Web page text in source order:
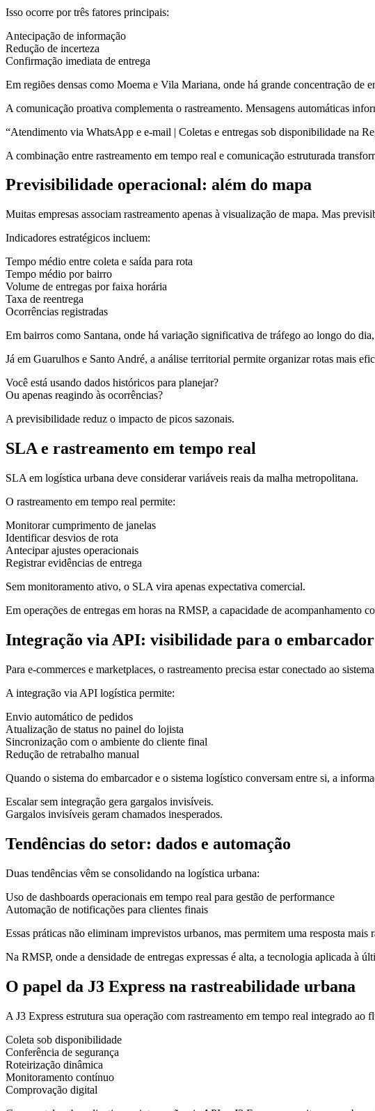
Isso ocorre por três fatores principais:
Antecipação de informação
Redução de incerteza
Confirmação imediata de entrega
Em regiões densas como Moema e Vila Mariana, onde há grande concentração
A comunicação proativa complementa o rastreamento. Mensagens automáticas
“Atendimento via WhatsApp e e-mail | Coletas e entregas sob disponibilidade na
A combinação entre rastreamento em tempo real e comunicação estruturada
Previsibilidade operacional: além do mapa
Muitas empresas associam rastreamento apenas à visualização de mapa. Mas
Indicadores estratégicos incluem:
Tempo médio entre coleta e saída para rota
Tempo médio por bairro
Volume de entregas por faixa horária
Taxa de reentrega
Ocorrências registradas
Em bairros como Santana, onde há variação significativa de tráfego ao longo do
Já em Guarulhos e Santo André, a análise territorial permite organizar rotas mais
Você está usando dados históricos para planejar?
Ou apenas reagindo às ocorrências?
A previsibilidade reduz o impacto de picos sazonais.
SLA e rastreamento em tempo real
SLA em logística urbana deve considerar variáveis reais da malha metropolitana.
O rastreamento em tempo real permite:
Monitorar cumprimento de janelas
Identificar desvios de rota
Antecipar ajustes operacionais
Registrar evidências de entrega
Sem monitoramento ativo, o SLA vira apenas expectativa comercial.
Em operações de entregas em horas na RMSP, a capacidade de acompanhamento
Integração via API: visibilidade para o embarcador
Para e-commerces e marketplaces, o rastreamento precisa estar conectado ao
A integração via API logística permite:
Envio automático de pedidos
Atualização de status no painel do lojista
Sincronização com o ambiente do cliente final
Redução de retrabalho manual
Quando o sistema do embarcador e o sistema logístico conversam entre si, a
Escalar sem integração gera gargalos invisíveis.
Gargalos invisíveis geram chamados inesperados.
Tendências do setor: dados e automação
Duas tendências vêm se consolidando na logística urbana:
Uso de dashboards operacionais em tempo real para gestão de performance
Automação de notificações para clientes finais
Essas práticas não eliminam imprevistos urbanos, mas permitem uma resposta mais
Na RMSP, onde a densidade de entregas expressas é alta, a tecnologia aplicada à
O papel da J3 Express na rastreabilidade urbana
A J3 Express estrutura sua operação com rastreamento em tempo real integrado ao
Coleta sob disponibilidade
Conferência de segurança
Roteirização dinâmica
Monitoramento contínuo
Comprovação digital